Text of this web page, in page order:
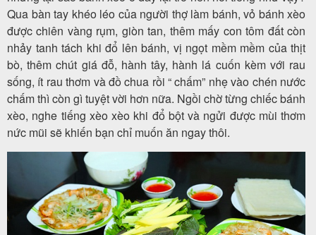
Tuyển
dụng
Liên
hệ
Qua bàn tay khéo léo của người thợ làm bánh, vỏ bánh xèo
được chiên vàng rụm, giòn tan, thêm mấy con tôm đất còn
nhảy tanh tách khi đổ lên bánh, vị ngọt mềm mềm của thịt
bò, thêm chút giá đỗ, hành tây, hành lá cuốn kèm với rau
sống, ít rau thơm và đồ chua rồi “ chấm” nhẹ vào chén nước
chấm thì còn gì tuyệt vời hơn nữa. Ngồi chờ từng chiếc bánh
xèo, nghe tiếng xèo xèo khi đổ bột và ngửi được mùi thơm
nức mũi sẽ khiến bạn chỉ muốn ăn ngay thôi.